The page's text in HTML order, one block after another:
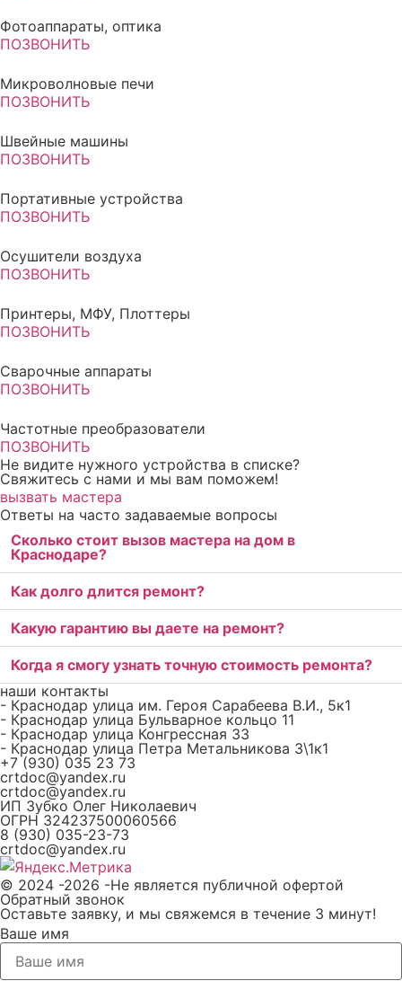
Фотоаппараты, оптика
ПОЗВОНИТЬ
Микроволновые печи
ПОЗВОНИТЬ
Швейные машины
ПОЗВОНИТЬ
Портативные устройства
ПОЗВОНИТЬ
Осушители воздуха
ПОЗВОНИТЬ
Принтеры, МФУ, Плоттеры
ПОЗВОНИТЬ
Сварочные аппараты
ПОЗВОНИТЬ
Частотные преобразователи
ПОЗВОНИТЬ
Не видите нужного устройства в списке?
Свяжитесь с нами и мы вам поможем!
вызвать мастера
Ответы на часто задаваемые вопросы
Сколько стоит вызов мастера на дом в
Краснодаре?
Как долго длится ремонт?
Какую гарантию вы даете на ремонт?
Когда я смогу узнать точную стоимость ремонта?
наши контакты
- Краснодар улица им. Героя Сарабеева В.И., 5к1
- Краснодар улица Бульварное кольцо 11
- Краснодар улица Конгрессная 33
- Краснодар улица Петра Метальникова 3\1к1
+7 (930) 035 23 73
crtdoc@yandex.ru
crtdoc@yandex.ru
ИП Зубко Олег Николаевич
ОГРН 324237500060566
8 (930) 035-23-73
crtdoc@yandex.ru
© 2024 -2026 -Не является публичной офертой
Обратный звонок
Оставьте заявку, и мы свяжемся в течение 3 минут!
Ваше имя